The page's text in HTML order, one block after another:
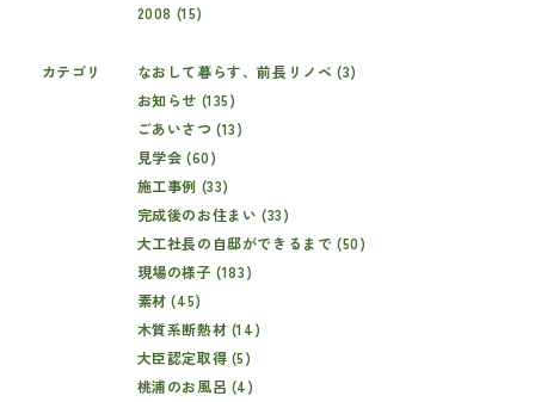
2008 (15)
カテゴリ
なおして暮らす、前長リノベ (3)
お知らせ (135)
ごあいさつ (13)
見学会 (60)
施工事例 (33)
完成後のお住まい (33)
大工社長の自邸ができるまで (50)
現場の様子 (183)
素材 (45)
木質系断熱材 (14)
大臣認定取得 (5)
桃浦のお風呂 (4)